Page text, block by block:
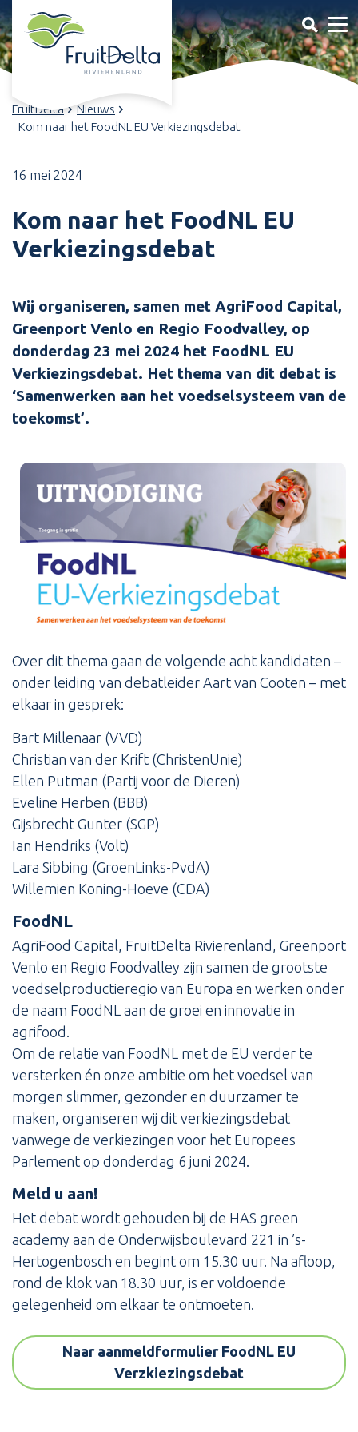
FruitDelta
Nieuws
Kom naar het FoodNL EU Verkiezingsdebat
16 mei 2024
Kom naar het FoodNL EU
Verkiezingsdebat
Wij organiseren, samen met AgriFood Capital,
Greenport Venlo en Regio Foodvalley, op
donderdag 23 mei 2024 het FoodNL EU
Verkiezingsdebat. Het thema van dit debat is
‘Samenwerken aan het voedselsysteem van de
toekomst’.
Over dit thema gaan de volgende acht kandidaten –
onder leiding van debatleider Aart van Cooten – met
elkaar in gesprek:
Bart Millenaar (VVD)
Christian van der Krift (ChristenUnie)
Ellen Putman (Partij voor de Dieren)
Eveline Herben (BBB)
Gijsbrecht Gunter (SGP)
Ian Hendriks (Volt)
Lara Sibbing (GroenLinks-PvdA)
Willemien Koning-Hoeve (CDA)
FoodNL
AgriFood Capital, FruitDelta Rivierenland, Greenport
Venlo en Regio Foodvalley zijn samen de grootste
voedselproductieregio van Europa en werken onder
de naam FoodNL aan de groei en innovatie in
agrifood.
Om de relatie van FoodNL met de EU verder te
versterken én onze ambitie om het voedsel van
morgen slimmer, gezonder en duurzamer te
maken, organiseren wij dit verkiezingsdebat
vanwege de verkiezingen voor het Europees
Parlement op donderdag 6 juni 2024.
Meld u aan!
Het debat wordt gehouden bij de HAS green
academy aan de Onderwijsboulevard 221 in ’s-
Hertogenbosch en begint om 15.30 uur. Na afloop,
rond de klok van 18.30 uur, is er voldoende
gelegenheid om elkaar te ontmoeten.
Naar aanmeldformulier FoodNL EU
Verzkiezingsdebat